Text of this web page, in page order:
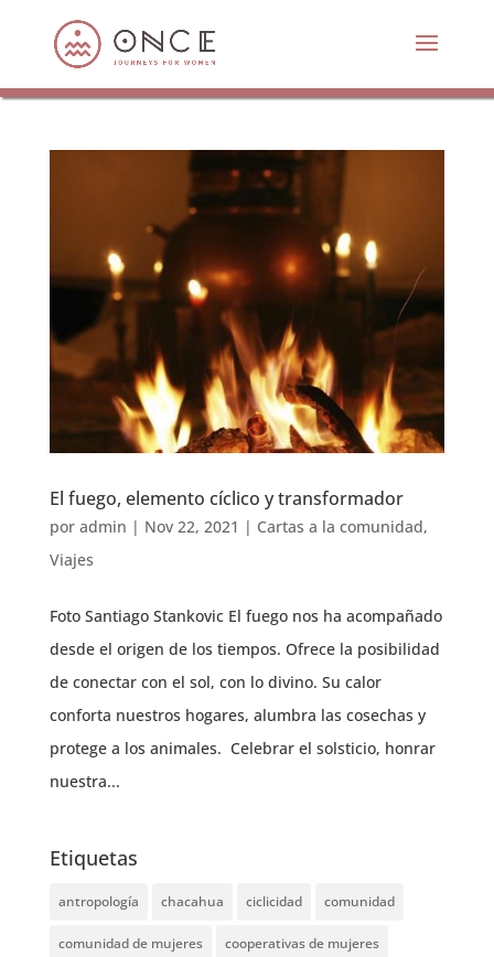
El fuego, elemento cíclico y transformador
por admin | Nov 22, 2021 | Cartas a la comunidad,
Viajes
Foto Santiago Stankovic El fuego nos ha acompañado
desde el origen de los tiempos. Ofrece la posibilidad
de conectar con el sol, con lo divino. Su calor
conforta nuestros hogares, alumbra las cosechas y
protege a los animales. Celebrar el solsticio, honrar
nuestra...
Etiquetas
antropología chacahua ciclicidad comunidad
comunidad de mujeres cooperativas de mujeres